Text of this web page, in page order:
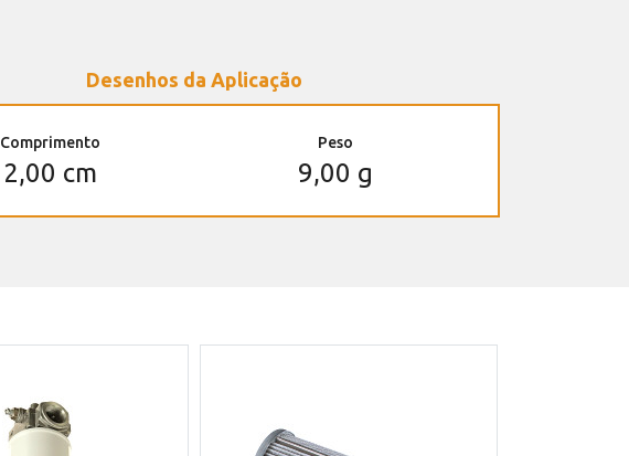
Desenhos da Aplicação
Comprimento
2,00 cm
Peso
9,00 g